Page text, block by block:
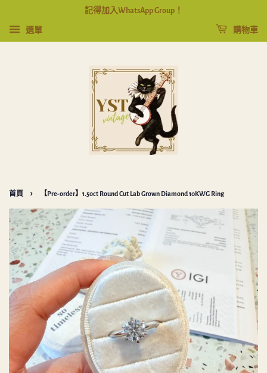
記得加入WhatsApp Group！
選單 購物車
首頁 › 【Pre-order】1.50ct Round Cut Lab Grown Diamond 10KWG Ring